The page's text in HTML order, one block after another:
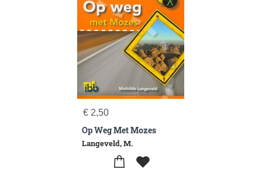
€ 2,50
Op Weg Met Mozes
Langeveld, M.